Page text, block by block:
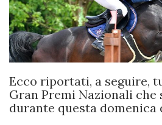
Ecco riportati, a seguire,
Gran Premi Nazionali che
durante questa domenica